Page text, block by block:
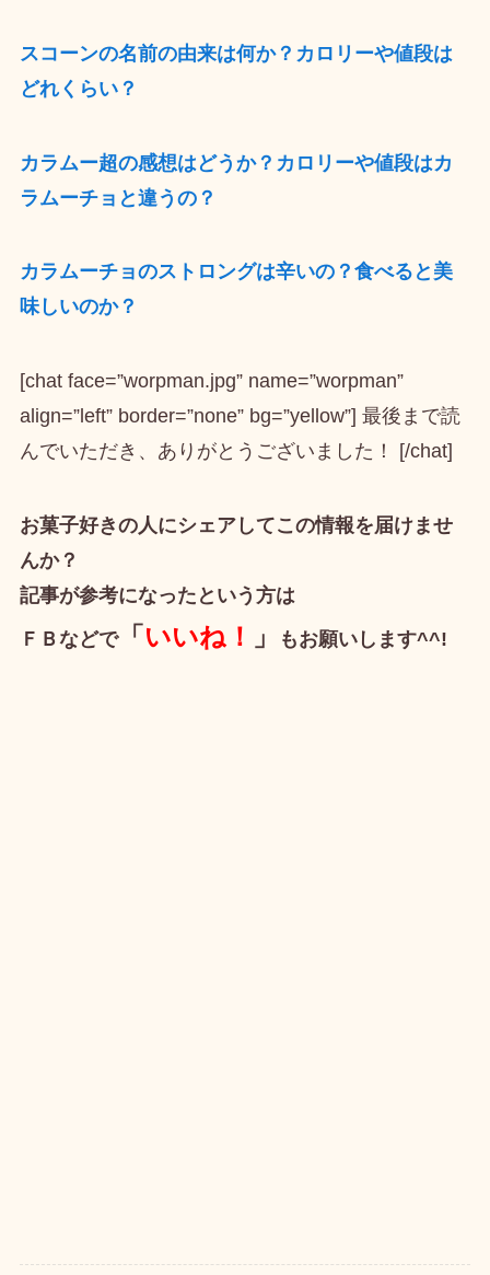
スコーンの名前の由来は何か？カロリーや値段は
どれくらい？
カラムー超の感想はどうか？カロリーや値段はカ
ラムーチョと違うの？
カラムーチョのストロングは辛いの？食べると美
味しいのか？
[chat face=”worpman.jpg” name=”worpman”
align=”left” border=”none” bg=”yellow”] 最後まで読
んでいただき、ありがとうございました！ [/chat]
お菓子好きの人にシェアしてこの情報を届けませ
んか？
記事が参考になったという方は
ＦＢなどで「 いいね！ 」 もお願いします^^!